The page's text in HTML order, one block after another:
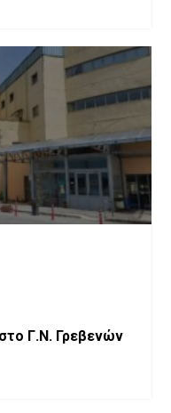
στο Γ.Ν. Γρεβενών